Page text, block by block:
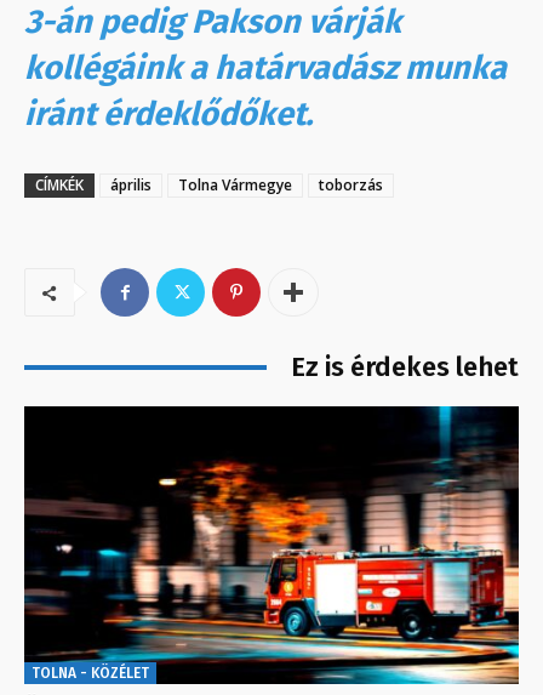
3-án pedig Pakson várják
kollégáink a határvadász munka
iránt érdeklődőket.
CÍMKÉK április Tolna Vármegye toborzás
Ez is érdekes lehet
TOLNA - KÖZÉLET